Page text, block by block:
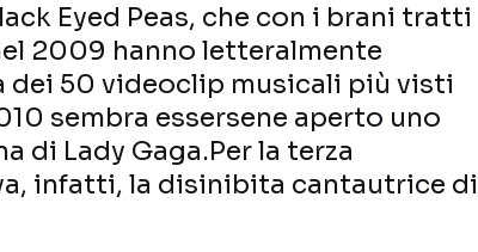
Eyed Peas, che con i brani tratti
2009 hanno letteralmente
dei 50 videoclip musicali più visti
sembra essersene aperto uno
di Lady Gaga.Per la terza
infatti, la disinibita cantautrice di